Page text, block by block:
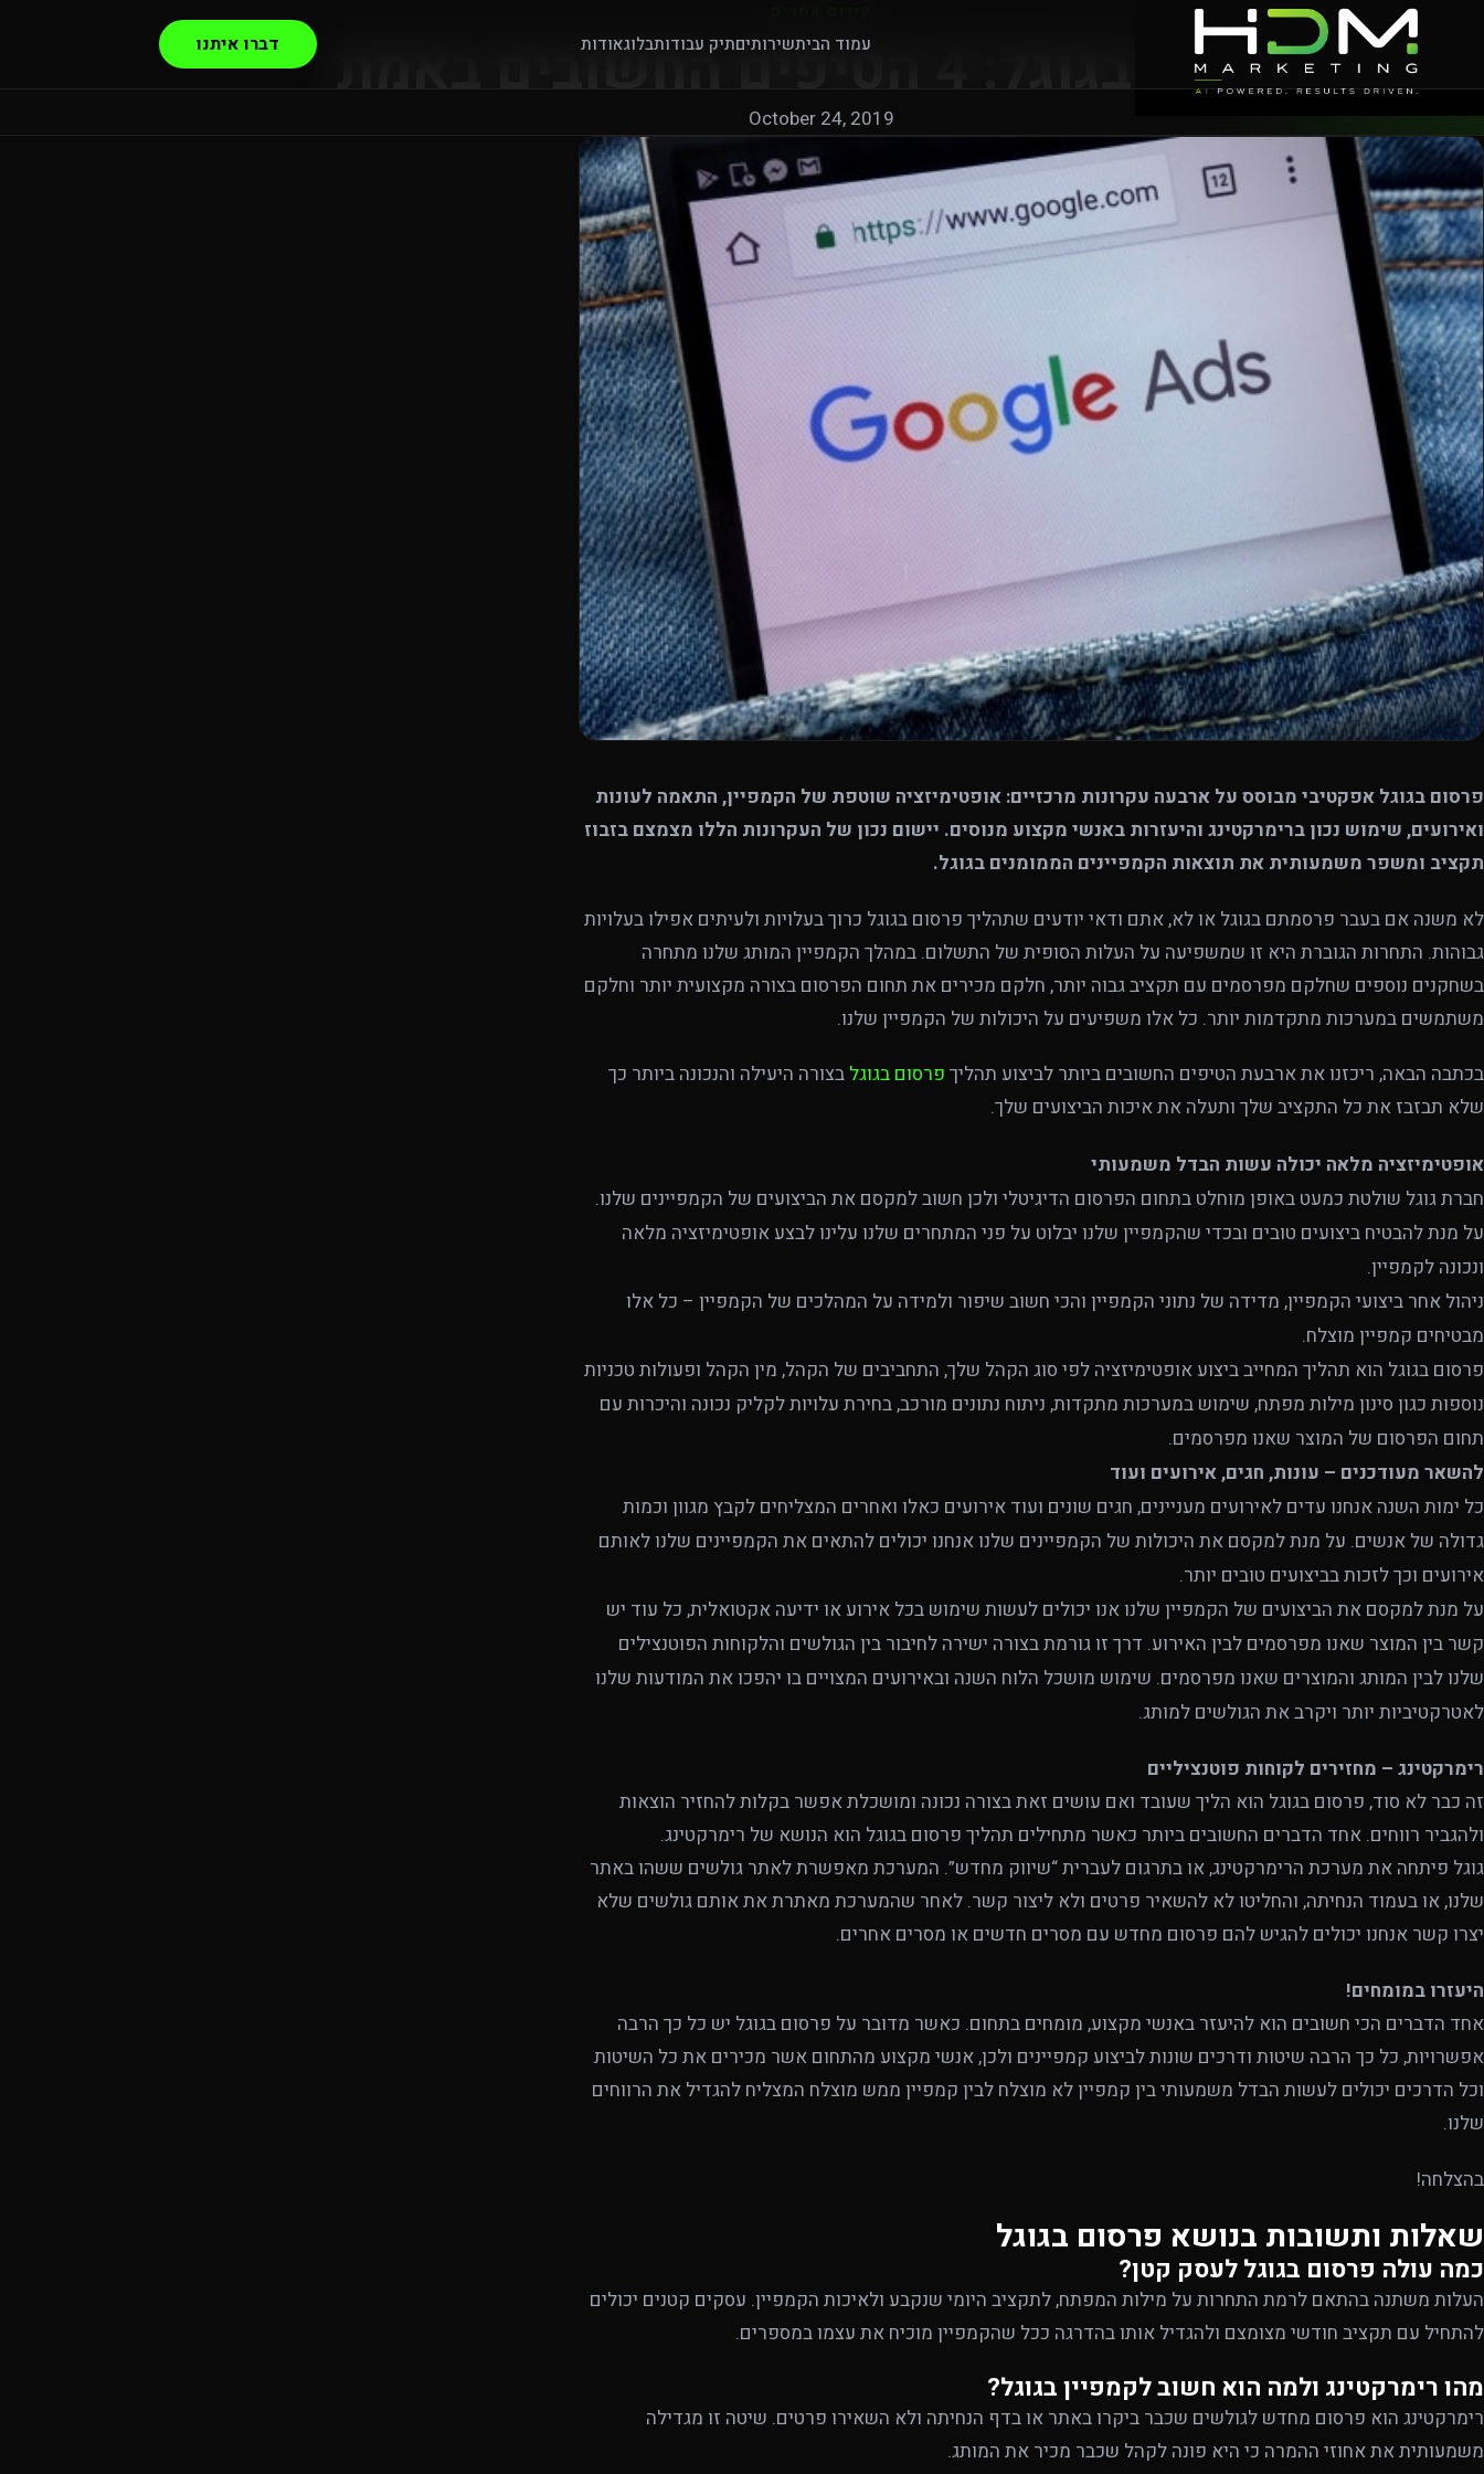
עמוד הביתשירותיםתיק עבודותבלוגאודות דברו איתנו פרסום בגוגל: 4 הטיפים החשובים באמת
October 24, 2019
פרסום בגוגל אפקטיבי מבוסס על ארבעה עקרונות מרכזיים: אופטימיזציה שוטפת של הקמפיין, התאמה לעונות
ואירועים, שימוש נכון ברימרקטינג והיעזרות באנשי מקצוע מנוסים. יישום נכון של העקרונות הללו מצמצם בזבוז
תקציב ומשפר משמעותית את תוצאות הקמפיינים הממומנים בגוגל.
לא משנה אם בעבר פרסמתם בגוגל או לא, אתם ודאי יודעים שתהליך פרסום בגוגל כרוך בעלויות ולעיתים אפילו בעלויות
גבוהות. התחרות הגוברת היא זו שמשפיעה על העלות הסופית של התשלום. במהלך הקמפיין המותג שלנו מתחרה
בשחקנים נוספים שחלקם מפרסמים עם תקציב גבוה יותר, חלקם מכירים את תחום הפרסום בצורה מקצועית יותר וחלקם
משתמשים במערכות מתקדמות יותר. כל אלו משפיעים על היכולות של הקמפיין שלנו.
בכתבה הבאה, ריכזנו את ארבעת הטיפים החשובים ביותר לביצוע תהליך פרסום בגוגל בצורה היעילה והנכונה ביותר כך
שלא תבזבז את כל התקציב שלך ותעלה את איכות הביצועים שלך.
אופטימיזציה מלאה יכולה עשות הבדל משמעותי
חברת גוגל שולטת כמעט באופן מוחלט בתחום הפרסום הדיגיטלי ולכן חשוב למקסם את הביצועים של הקמפיינים שלנו.
על מנת להבטיח ביצועים טובים ובכדי שהקמפיין שלנו יבלוט על פני המתחרים שלנו עלינו לבצע אופטימיזציה מלאה
ונכונה לקמפיין.
ניהול אחר ביצועי הקמפיין, מדידה של נתוני הקמפיין והכי חשוב שיפור ולמידה על המהלכים של הקמפיין – כל אלו
מבטיחים קמפיין מוצלח.
פרסום בגוגל הוא תהליך המחייב ביצוע אופטימיזציה לפי סוג הקהל שלך, התחביבים של הקהל, מין הקהל ופעולות טכניות
נוספות כגון סינון מילות מפתח, שימוש במערכות מתקדות, ניתוח נתונים מורכב, בחירת עלויות לקליק נכונה והיכרות עם
תחום הפרסום של המוצר שאנו מפרסמים.
להשאר מעודכנים – עונות, חגים, אירועים ועוד
כל ימות השנה אנחנו עדים לאירועים מעניינים, חגים שונים ועוד אירועים כאלו ואחרים המצליחים לקבץ מגוון וכמות
גדולה של אנשים. על מנת למקסם את היכולות של הקמפיינים שלנו אנחנו יכולים להתאים את הקמפיינים שלנו לאותם
אירועים וכך לזכות בביצועים טובים יותר.
על מנת למקסם את הביצועים של הקמפיין שלנו אנו יכולים לעשות שימוש בכל אירוע או ידיעה אקטואלית, כל עוד יש
קשר בין המוצר שאנו מפרסמים לבין האירוע. דרך זו גורמת בצורה ישירה לחיבור בין הגולשים והלקוחות הפוטנצילים
שלנו לבין המותג והמוצרים שאנו מפרסמים. שימוש מושכל הלוח השנה ובאירועים המצויים בו יהפכו את המודעות שלנו
לאטרקטיביות יותר ויקרב את הגולשים למותג.
רימרקטינג – מחזירים לקוחות פוטנציליים
זה כבר לא סוד, פרסום בגוגל הוא הליך שעובד ואם עושים זאת בצורה נכונה ומושכלת אפשר בקלות להחזיר הוצאות
ולהגביר רווחים. אחד הדברים החשובים ביותר כאשר מתחילים תהליך פרסום בגוגל הוא הנושא של רימרקטינג.
גוגל פיתחה את מערכת הרימרקטינג, או בתרגום לעברית “שיווק מחדש”. המערכת מאפשרת לאתר גולשים ששהו באתר
שלנו, או בעמוד הנחיתה, והחליטו לא להשאיר פרטים ולא ליצור קשר. לאחר שהמערכת מאתרת את אותם גולשים שלא
יצרו קשר אנחנו יכולים להגיש להם פרסום מחדש עם מסרים חדשים או מסרים אחרים.
היעזרו במומחים!
אחד הדברים הכי חשובים הוא להיעזר באנשי מקצוע, מומחים בתחום. כאשר מדובר על פרסום בגוגל יש כל כך הרבה
אפשרויות, כל כך הרבה שיטות ודרכים שונות לביצוע קמפיינים ולכן, אנשי מקצוע מהתחום אשר מכירים את כל השיטות
וכל הדרכים יכולים לעשות הבדל משמעותי בין קמפיין לא מוצלח לבין קמפיין ממש מוצלח המצליח להגדיל את הרווחים
שלנו.
בהצלחה!
שאלות ותשובות בנושא פרסום בגוגל
כמה עולה פרסום בגוגל לעסק קטן?
העלות משתנה בהתאם לרמת התחרות על מילות המפתח, לתקציב היומי שנקבע ולאיכות הקמפיין. עסקים קטנים יכולים
להתחיל עם תקציב חודשי מצומצם ולהגדיל אותו בהדרגה ככל שהקמפיין מוכיח את עצמו במספרים.
מהו רימרקטינג ולמה הוא חשוב לקמפיין בגוגל?
רימרקטינג הוא פרסום מחדש לגולשים שכבר ביקרו באתר או בדף הנחיתה ולא השאירו פרטים. שיטה זו מגדילה
משמעותית את אחוזי ההמרה כי היא פונה לקהל שכבר מכיר את המותג.